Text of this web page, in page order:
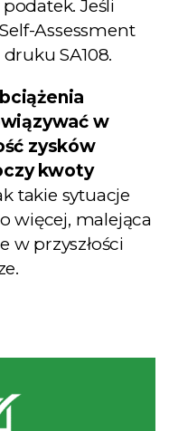
Jeśli
Assessment
SA108.
w
zysków
kwoty
takie sytuacje
więcej, malejąca
w przyszłości